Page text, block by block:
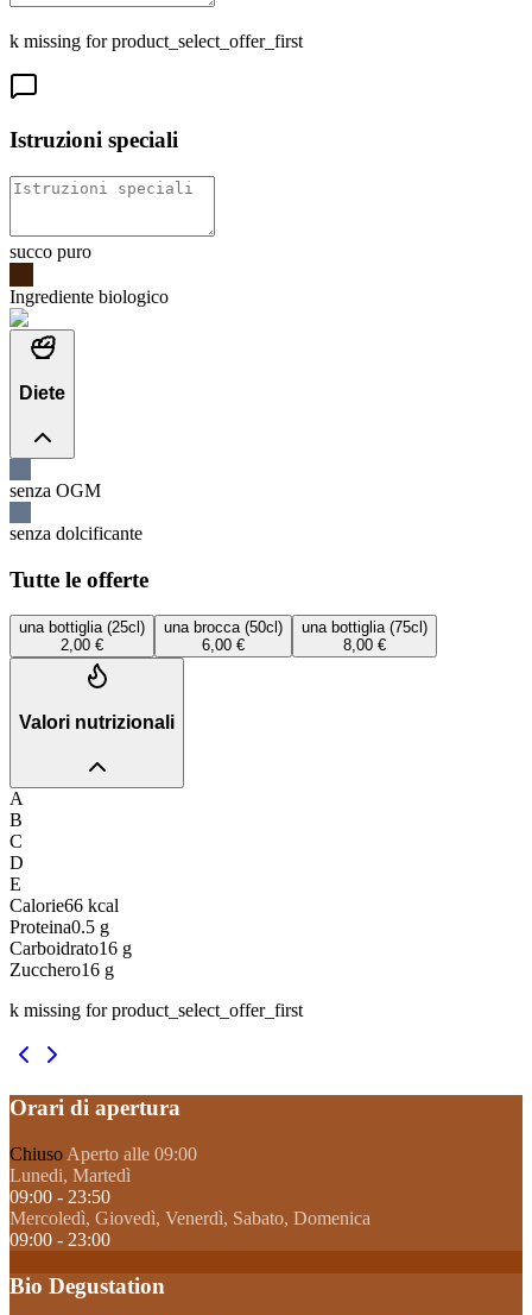
k missing for product_select_offer_first
Istruzioni speciali
succo puro
Ingrediente biologico
Diete
senza OGM
senza dolcificante
Tutte le offerte
una bottiglia (25cl)
2,00 €
una brocca (50cl)
6,00 €
una bottiglia (75cl)
8,00 €
Valori nutrizionali
A
B
C
D
E
Calorie66 kcal
Proteina0.5 g
Carboidrato16 g
Zucchero16 g
k missing for product_select_offer_first
Orari di apertura
Chiuso Aperto alle 09:00
Lunedi, Martedì
09:00 - 23:50
Mercoledì, Giovedì, Venerdì, Sabato, Domenica
09:00 - 23:00
Bio Degustation